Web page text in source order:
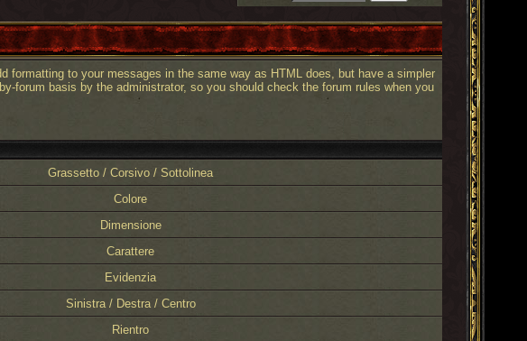
formatting to your messages in the same way as HTML does, but have a simpler
forum basis by the administrator, so you should check the forum rules when you
Grassetto / Corsivo / Sottolinea
Colore
Dimensione
Carattere
Evidenzia
Sinistra / Destra / Centro
Rientro